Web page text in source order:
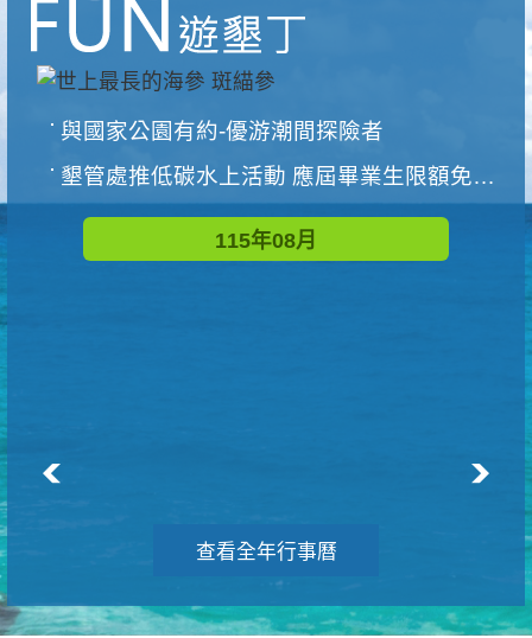
與國家公園有約-優游潮間探險者
墾管處推低碳水上活動 應屆畢業生限額免費參加
115年08月
查看全年行事曆